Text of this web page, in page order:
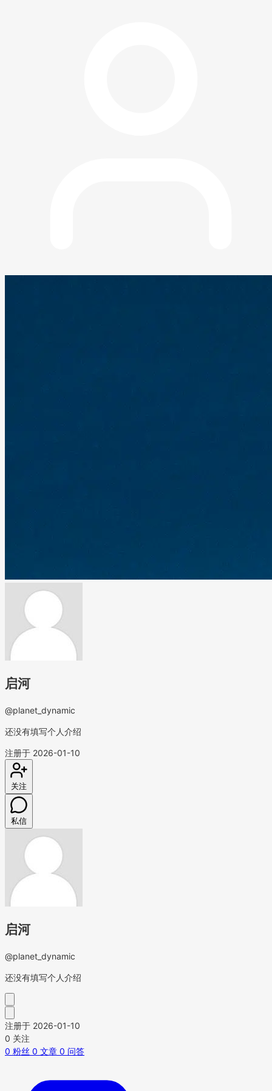
启河
@planet_dynamic
还没有填写个人介绍
注册于 2026-01-10
关注
私信
启河
@planet_dynamic
还没有填写个人介绍
注册于 2026-01-10
0 关注
0 粉丝 0 文章 0 问答